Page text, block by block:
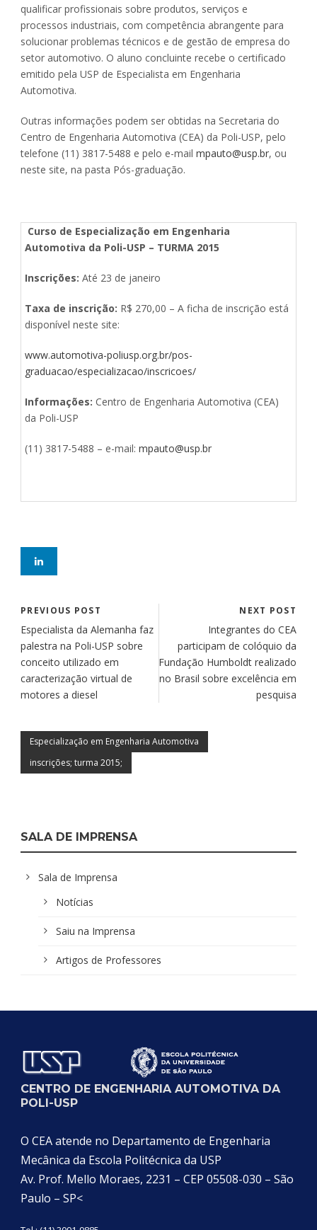
qualificar profissionais sobre produtos, serviços e
processos industriais, com competência abrangente para
solucionar problemas técnicos e de gestão de empresa do
setor automotivo. O aluno concluinte recebe o certificado
emitido pela USP de Especialista em Engenharia
Automotiva.
Outras informações podem ser obtidas na Secretaria do
Centro de Engenharia Automotiva (CEA) da Poli-USP, pelo
telefone (11) 3817-5488 e pelo e-mail mpauto@usp.br, ou
neste site, na pasta Pós-graduação.
Curso de Especialização em Engenharia
Automotiva da Poli-USP – TURMA 2015
Inscrições: Até 23 de janeiro
Taxa de inscrição: R$ 270,00 – A ficha de inscrição está
disponível neste site:
www.automotiva-poliusp.org.br/pos-
graduacao/especializacao/inscricoes/
Informações: Centro de Engenharia Automotiva (CEA)
da Poli-USP
(11) 3817-5488 – e-mail: mpauto@usp.br
PREVIOUS POST
Especialista da Alemanha faz
palestra na Poli-USP sobre
conceito utilizado em
caracterização virtual de
motores a diesel
NEXT POST
Integrantes do CEA
participam de colóquio da
Fundação Humboldt realizado
no Brasil sobre excelência em
pesquisa
Especialização em Engenharia Automotiva
inscrições; turma 2015;
SALA DE IMPRENSA
Sala de Imprensa
Notícias
Saiu na Imprensa
Artigos de Professores
CENTRO DE ENGENHARIA AUTOMOTIVA DA
POLI-USP
O CEA atende no Departamento de Engenharia
Mecânica da Escola Politécnica da USP
Av. Prof. Mello Moraes, 2231 – CEP 05508-030 – São
Paulo – SP<